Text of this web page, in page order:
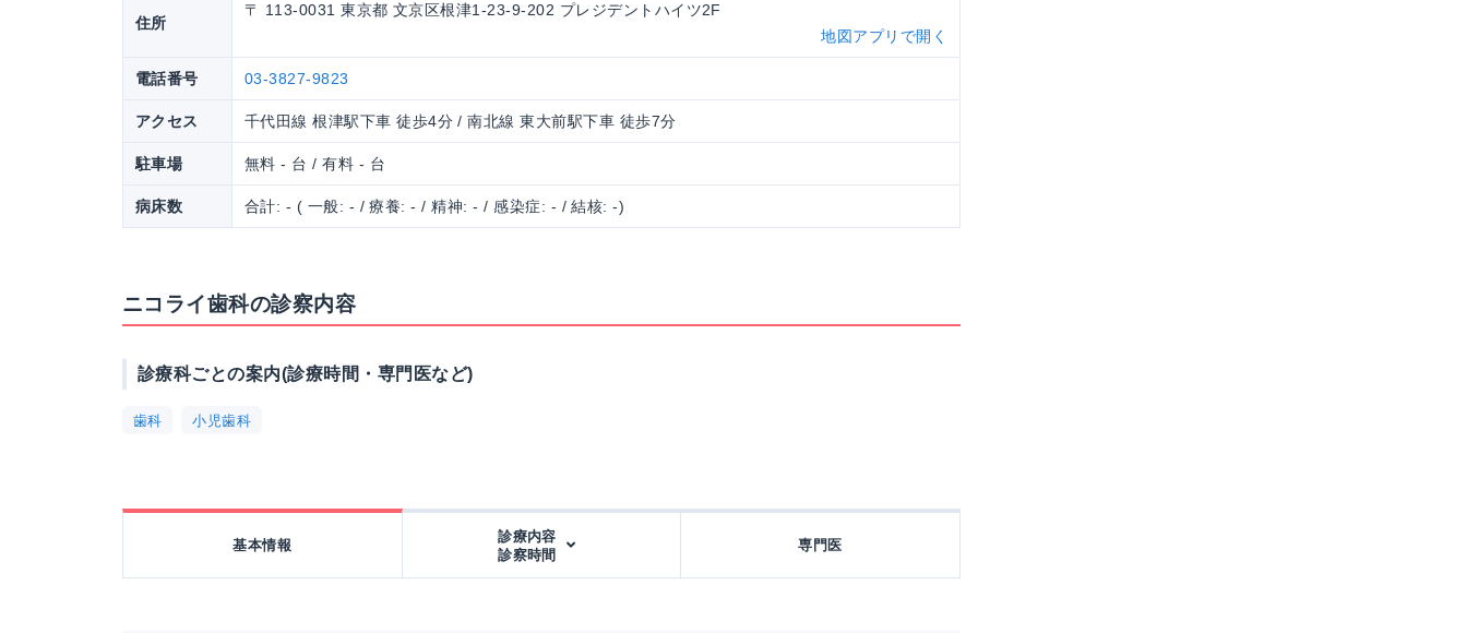
住所
〒 113-0031 東京都 文京区根津1-23-9-202 プレジデントハイツ2F
地図アプリで開く
電話番号 03-3827-9823
アクセス 千代田線 根津駅下車 徒歩4分 / 南北線 東大前駅下車 徒歩7分
駐車場 無料 - 台 / 有料 - 台
病床数 合計: - ( 一般: - / 療養: - / 精神: - / 感染症: - / 結核: -)
ニコライ歯科の診察内容
診療科ごとの案内(診療時間・専門医など)
歯科 小児歯科
基本情報
診療内容
診察時間
専門医